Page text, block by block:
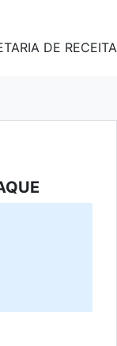
DE RECEITA